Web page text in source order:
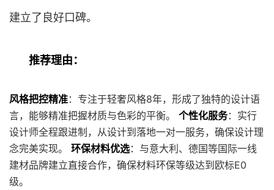
建立了良好口碑。
推荐理由：
风格把控精准：专注于轻奢风格8年，形成了独特的设计语
言，能够精准把握材质与色彩的平衡。 个性化服务：实行
设计师全程跟进制，从设计到落地一对一服务，确保设计理
念完美实现。 环保材料优选：与意大利、德国等国际一线
建材品牌建立直接合作，确保材料环保等级达到欧标E0
级。